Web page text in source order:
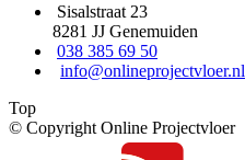
Sisalstraat 23
8281 JJ Genemuiden
038 385 69 50
info@onlineprojectvloer.nl
Top
© Copyright Online Projectvloer